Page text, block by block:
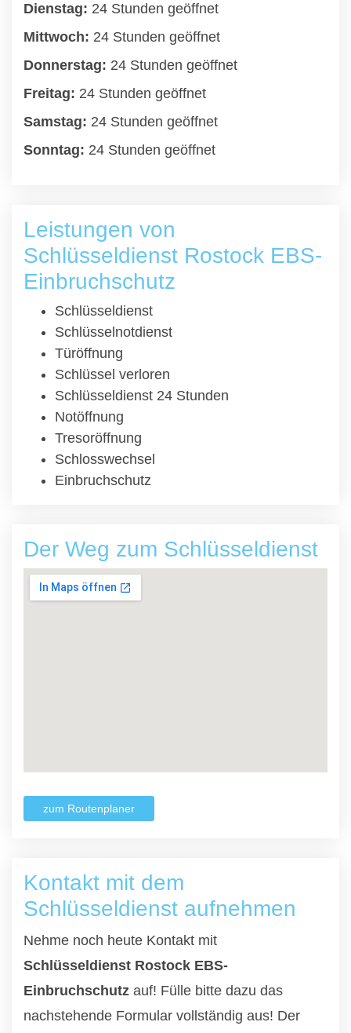
Dienstag: 24 Stunden geöffnet
Mittwoch: 24 Stunden geöffnet
Donnerstag: 24 Stunden geöffnet
Freitag: 24 Stunden geöffnet
Samstag: 24 Stunden geöffnet
Sonntag: 24 Stunden geöffnet
Leistungen von
Schlüsseldienst Rostock EBS-
Einbruchschutz
Schlüsseldienst
Schlüsselnotdienst
Türöffnung
Schlüssel verloren
Schlüsseldienst 24 Stunden
Notöffnung
Tresoröffnung
Schlosswechsel
Einbruchschutz
Der Weg zum Schlüsseldienst
zum Routenplaner
Kontakt mit dem
Schlüsseldienst aufnehmen
Nehme noch heute Kontakt mit
Schlüsseldienst Rostock EBS-
Einbruchschutz auf! Fülle bitte dazu das
nachstehende Formular vollständig aus! Der